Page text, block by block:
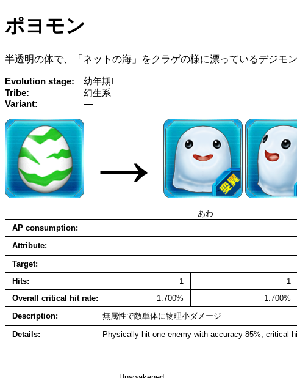
ポヨモン
半透明の体で、「ネットの海」をクラゲの様に漂っているデジモ
Evolution stage
幼年期I
Tribe
幻生系
Variant
—
→
あわ
AP consumption
Attribute
Target
Hits
1 1
Overall critical hit rate
1.700% 1.700%
Description
無属性で敵単体に物理小ダメージ
Details
Physically hit one enemy with accuracy 85%, critical